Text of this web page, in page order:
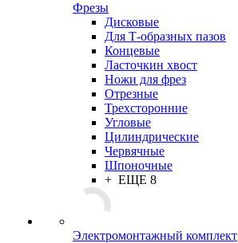
Фрезы
Дисковые
Для Т-образных пазов
Концевые
Ласточкин хвост
Ножи для фрез
Отрезные
Трехсторонние
Угловые
Цилиндрические
Червячные
Шпоночные
+ ЕЩЕ 8
Электромонтажный комплект